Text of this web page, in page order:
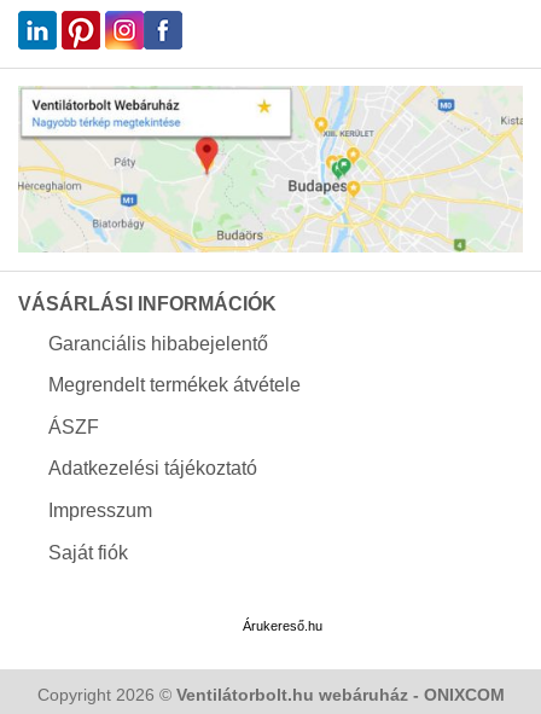
VÁSÁRLÁSI INFORMÁCIÓK
Garanciális hibabejelentő
Megrendelt termékek átvétele
ÁSZF
Adatkezelési tájékoztató
Impresszum
Saját fiók
Árukereső.hu
Copyright 2026 © Ventilátorbolt.hu webáruház - ONIXCOM